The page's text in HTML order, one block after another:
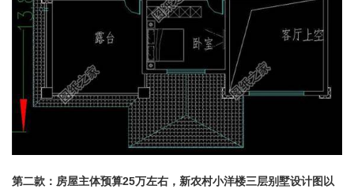
第二款：房屋主体预算25万左右，新农村小洋楼三层别墅设计图以